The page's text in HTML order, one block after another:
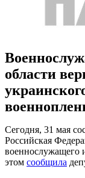
области
Сегодня, 31 мая
Российская
военнослужащего
этом сообщила